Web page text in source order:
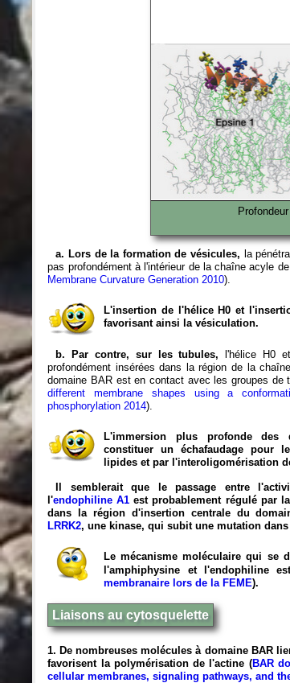
a. Lors de la formation de vésicules, la
pas profondément à l'intérieur de la chaîne acyle
Membrane Curvature Generation 2010).
L'insertion de l'hélice H0 et
favorisant ainsi la vésiculation.
b. Par contre, sur les tubules, l'hélice H0
profondément insérées dans la région de la
domaine BAR est en contact avec les groupes de
different membrane shapes using a
phosphorylation 2014).
L'immersion plus profonde des
constituer un échafaudage pour
lipides et par l'interoligomérisation
Il semblerait que le passage entre
l'endophiline A1 est probablement régulé par
dans la région d'insertion centrale du
LRRK2, une kinase, qui subit une mutation
Le mécanisme moléculaire qui se
l'amphiphysine et l'endophiline
membranaire lors de la FEME).
Liaisons au cytosquelette
1. De nombreuses molécules à domaine BAR
favorisent la polymérisation de l'actine (BAR
cellular membranes, signaling pathways, and